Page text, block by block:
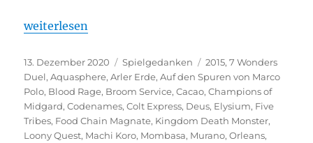
„Spielejahrgang 2015 – Ein Füllhorn guter Spiele?“
weiterlesen
Veröffentlicht
am
13. Dezember 2020 Kategorien
Spielgedanken Schlagwörter
2015,7 Wonders
Duel,Aquasphere,Arler Erde,Auf den Spuren von Marco
Polo, Blood Rage, Broom Service,Cacao,Champions of
Midgard,Codenames,Colt Express, Deus, Elysium, Five
Tribes, Food Chain Magnate, Kingdom Death Monster,
Loony Quest, Machi Koro, Mombasa, Murano,Orleans,